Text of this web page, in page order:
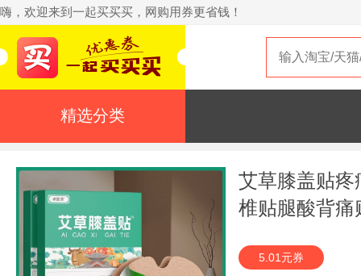
嗨，欢迎来到一起买买买，网购用券更省钱！
精选分类
艾草膝盖贴疼
椎贴腿酸背痛
5.01元券